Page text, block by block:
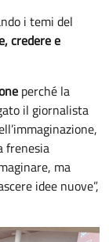
i temi del
credere e
perché la
il giornalista
frenesia
ma
idee nuove”,